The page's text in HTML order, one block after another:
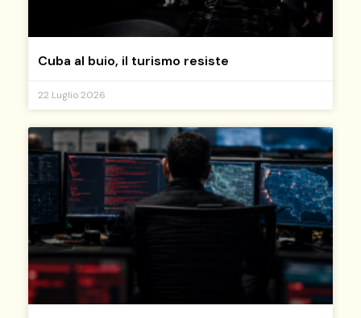
Cuba al buio, il turismo resiste
22 Luglio 2026